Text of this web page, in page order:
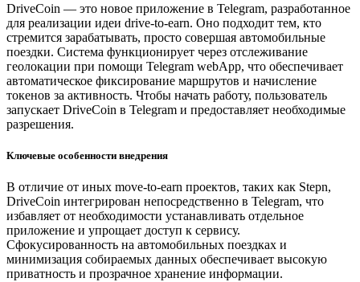
DriveCoin — это новое приложение в Telegram, разработанное
для реализации идеи drive-to-earn. Оно подходит тем, кто
стремится зарабатывать, просто совершая автомобильные
поездки. Система функционирует через отслеживание
геолокации при помощи Telegram webApp, что обеспечивает
автоматическое фиксирование маршрутов и начисление
токенов за активность. Чтобы начать работу, пользователь
запускает DriveCoin в Telegram и предоставляет необходимые
разрешения.
Ключевые особенности внедрения
В отличие от иных move-to-earn проектов, таких как Stepn,
DriveCoin интегрирован непосредственно в Telegram, что
избавляет от необходимости устанавливать отдельное
приложение и упрощает доступ к сервису.
Сфокусированность на автомобильных поездках и
минимизация собираемых данных обеспечивает высокую
приватность и прозрачное хранение информации.